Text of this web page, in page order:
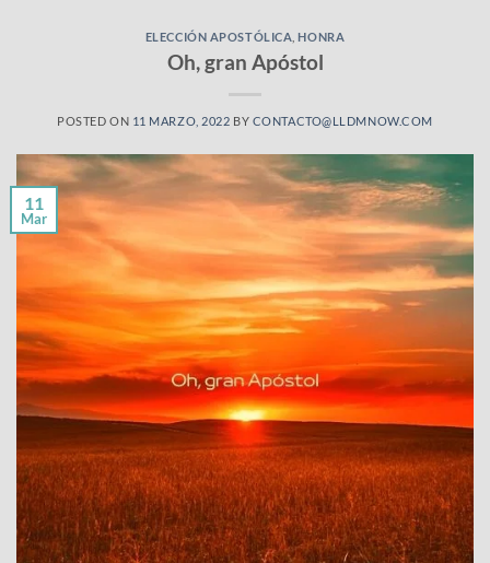
ELECCIÓN APOSTÓLICA ,HONRA
Oh, gran Apóstol
POSTED ON 11 MARZO, 2022 BY CONTACTO@LLDMNOW.COM
11
Mar